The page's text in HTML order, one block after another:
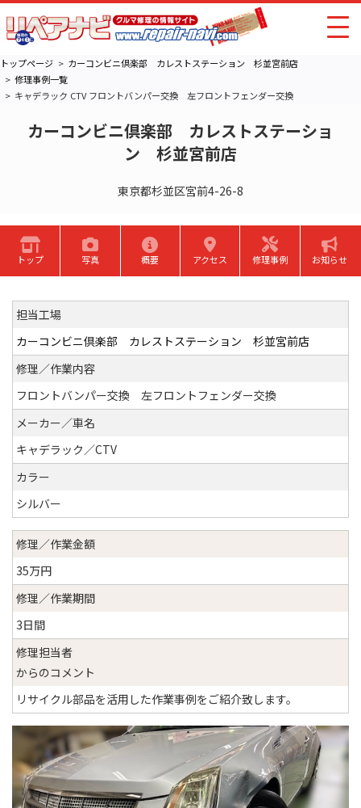
トップページ
カーコンビニ倶楽部 カレストステーション 杉並宮前店
修理事例一覧
キャデラック CTV フロントバンパー交換 左フロントフェンダー交換
カーコンビニ倶楽部 カレストステーショ
ン 杉並宮前店
東京都杉並区宮前4-26-8
トップ 写真 概要 アクセス 修理事例 お知らせ
担当工場
カーコンビニ倶楽部 カレストステーション 杉並宮前店
修理／作業内容
フロントバンパー交換 左フロントフェンダー交換
メーカー／車名
キャデラック／CTV
カラー
シルバー
修理／作業金額
35万円
修理／作業期間
3日間
修理担当者
からのコメント
リサイクル部品を活用した作業事例をご紹介致します。